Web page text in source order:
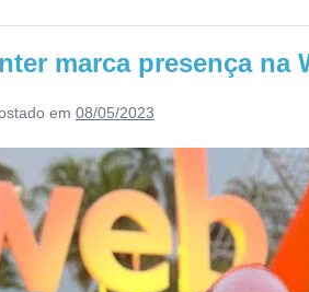
marca presença na
em 08/05/2023